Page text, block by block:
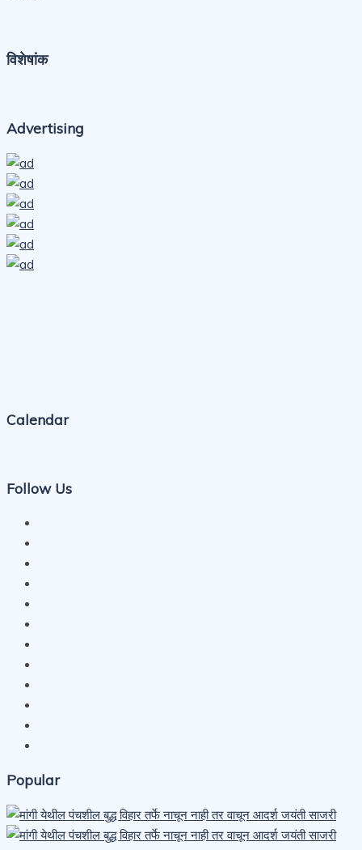
विशेषांक
Advertising
Calendar
Follow Us
Popular